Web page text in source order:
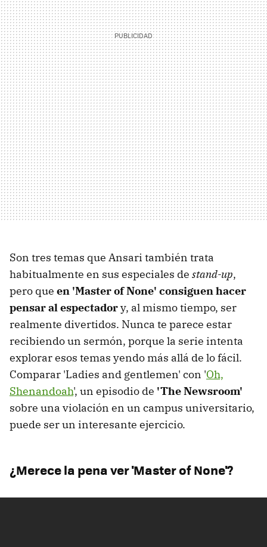
Son tres temas que Ansari también trata
habitualmente en sus especiales de stand-up,
pero que en 'Master of None' consiguen hacer
pensar al espectadory, al mismo tiempo, ser
realmente divertidos. Nunca te parece estar
recibiendo un sermón, porque la serie intenta
explorar esos temas yendo más allá de lo fácil.
Comparar 'Ladies and gentlemen' con 'Oh,
Shenandoah', un episodio de 'The Newsroom'
sobre una violación en un campus universitario,
puede ser un interesante ejercicio.
¿Merece la pena ver 'Master of None'?